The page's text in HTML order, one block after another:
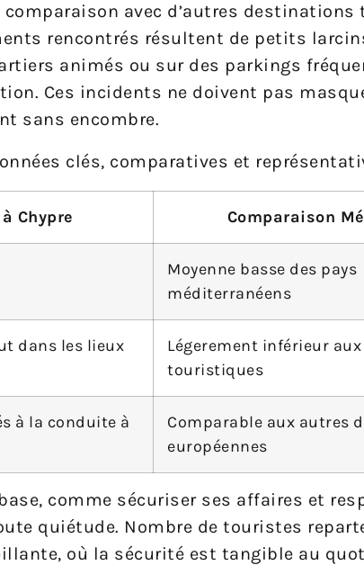
avec d’autres
rencontrés résultent de petits
animés ou sur des parkings
Ces incidents ne doivent pas
sans encombre.
clés, comparatives et
Chypre Comparaison
Moyenne basse des pays
méditerranéens
dans les lieux
Légerement inférieur
touristiques
à la conduite à
Comparable aux autres
européennes
comme sécuriser ses affaires et
quiétude. Nombre de touristes
où la sécurité est tangible au